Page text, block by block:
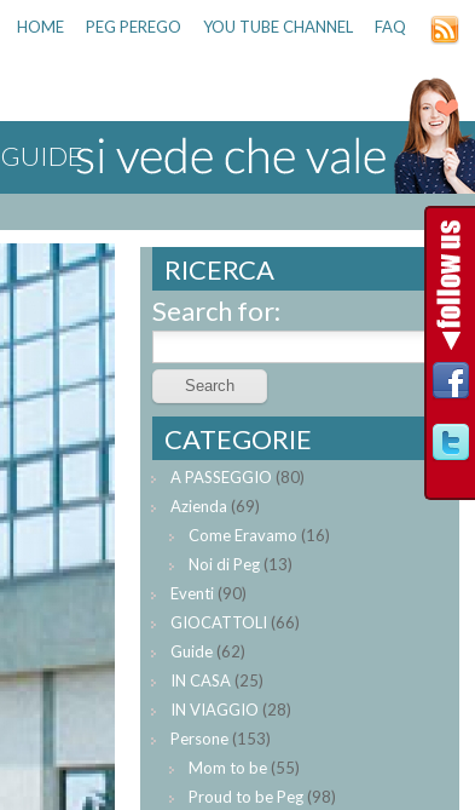
HOME PEG PEREGO YOU TUBE CHANNEL FAQ
GUIDE
RICERCA
Search for:
CATEGORIE
A PASSEGGIO (80)
Azienda (69)
Come Eravamo (16)
Noi di Peg (13)
Eventi (90)
GIOCATTOLI (66)
Guide (62)
IN CASA (25)
IN VIAGGIO (28)
Persone (153)
Mom to be (55)
Proud to be Peg (98)